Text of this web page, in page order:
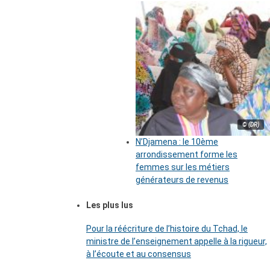
© (DR)
N’Djamena : le 10ème
arrondissement forme les
femmes sur les métiers
générateurs de revenus
Les plus lus
Pour la réécriture de l’histoire du Tchad, le
ministre de l’enseignement appelle à la rigueur,
à l’écoute et au consensus